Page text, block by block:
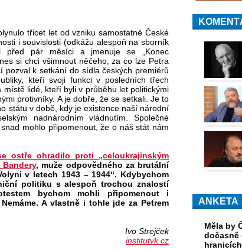
třicet let od vzniku samostatné České
i souvislosti (odkážu alespoň na sborník
před pár měsíci a jmenuje se „Konec
si chci všimnout něčeho, za co lze Petra
pozval k setkání do sídla českých premiérů
kteří svoji funkci v posledních třech
lidé, kteří byli v průběhu let politickými
protivníky. A je dobře, že se setkali. Je to
státu v době, kdy je existence naší národní
nadnárodním vládnutím. Společné
mohlo připomenout, že o náš stát nám
ostře ohradilo proti „celoukrajinským
Bandery, muže odpovědného za brutální
v letech 1943 – 1944“. Kdybychom
politiku s alespoň trochou znalostí
bychom mohli připomenout i
A vlastně i tohle jde za Petrem
Ivo Strejček
institutvk.cz
ANKETA
Měla by
dočasně